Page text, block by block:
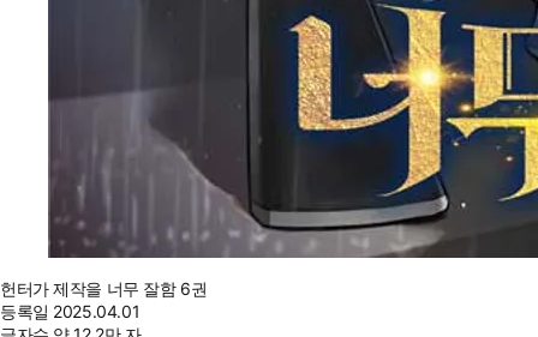
헌터가 제작을 너무 잘함 6권
등록일 2025.04.01